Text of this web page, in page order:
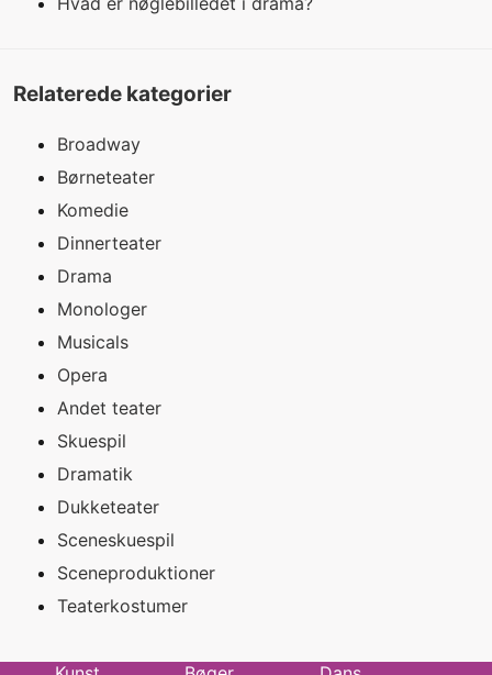
Relaterede kategorier
Broadway
Børneteater
Komedie
Dinnerteater
Drama
Monologer
Musicals
Opera
Andet teater
Skuespil
Dramatik
Dukketeater
Sceneskuespil
Sceneproduktioner
Teaterkostumer